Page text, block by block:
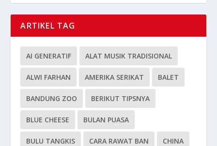
ARTIKEL TAG
AI GENERATIF ALAT MUSIK TRADISIONAL
ALWI FARHAN AMERIKA SERIKAT BALET
BANDUNG ZOO BERIKUT TIPSNYA
BLUE CHEESE BULAN PUASA
BULU TANGKIS CARA RAWAT BAN CHINA